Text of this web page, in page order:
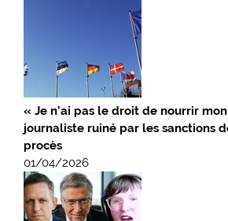
« Je n’ai pas le droit de nourrir
journaliste ruiné par les sanctions
procès
01/04/2026